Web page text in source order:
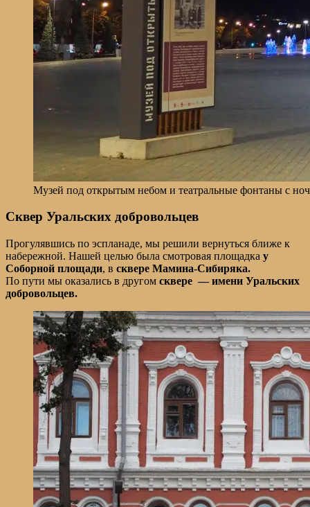
Музей под открытым небом и театральные фонтаны с
Сквер Уральских добровольцев
Прогулявшись по эспланаде, мы решили вернуться ближе к
набережной. Нашей целью была смотровая площадка у
Соборной площади, в сквере Мамина-Сибиряка.
По пути мы оказались в другом сквере — имени Уральских
добровольцев.